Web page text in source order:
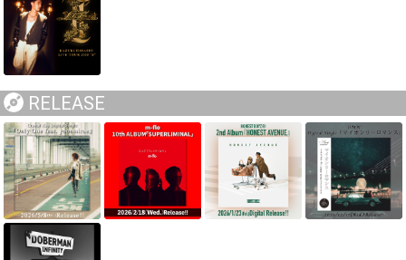
RELEASE